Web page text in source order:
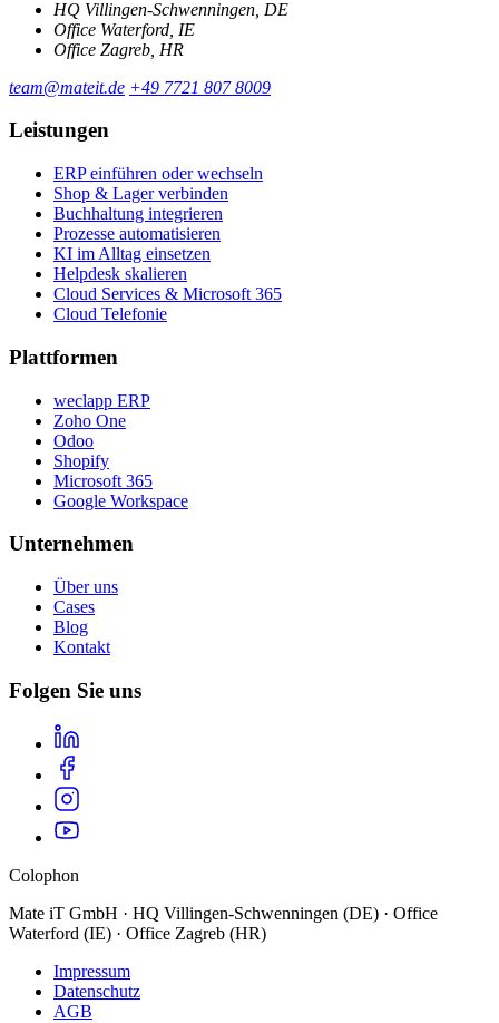
HQ Villingen-Schwenningen, DE
Office Waterford, IE
Office Zagreb, HR
team@mateit.de +49 7721 807 8009
Leistungen
ERP einführen oder wechseln
Shop & Lager verbinden
Buchhaltung integrieren
Prozesse automatisieren
KI im Alltag einsetzen
Helpdesk skalieren
Cloud Services & Microsoft 365
Cloud Telefonie
Plattformen
weclapp ERP
Zoho One
Odoo
Shopify
Microsoft 365
Google Workspace
Unternehmen
Über uns
Cases
Blog
Kontakt
Folgen Sie uns
Colophon
Mate iT GmbH · HQ Villingen-Schwenningen (DE) · Office
Waterford (IE) · Office Zagreb (HR)
Impressum
Datenschutz
AGB